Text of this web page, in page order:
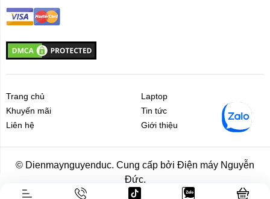
Trang chủ
Laptop
Khuyến mãi
Tin tức
Liên hệ
Giới thiệu
© Dienmaynguyenduc. Cung cấp bởi Điện máy Nguyễn
Đức.